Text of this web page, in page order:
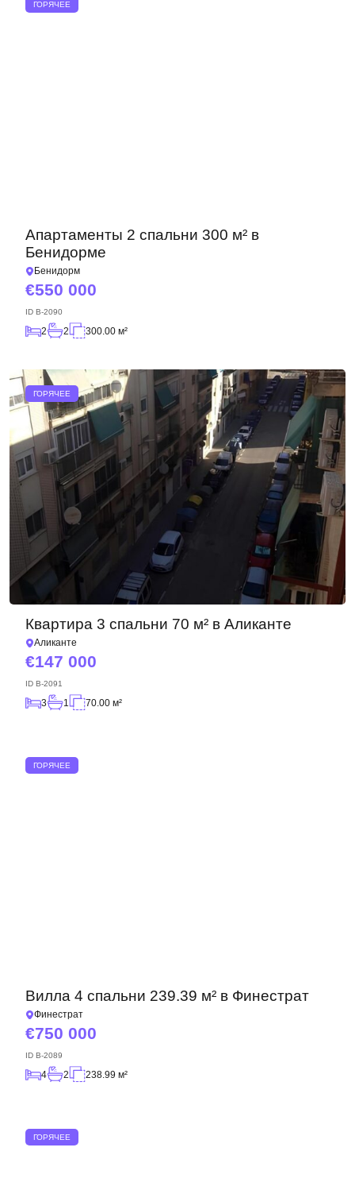
ГОРЯЧЕЕ
Апартаменты 2 спальни 300 м² в
Бенидорме
Бенидорм
550 000
ID B-2090
2 2 300.00 м²
ГОРЯЧЕЕ
Квартира 3 спальни 70 м² в Аликанте
Аликанте
147 000
ID B-2091
3 1 70.00 м²
ГОРЯЧЕЕ
Вилла 4 спальни 239.39 м² в Финестрат
Финестрат
750 000
ID B-2089
4 2 238.99 м²
ГОРЯЧЕЕ